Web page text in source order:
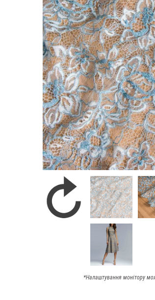
*Налаштування монітору